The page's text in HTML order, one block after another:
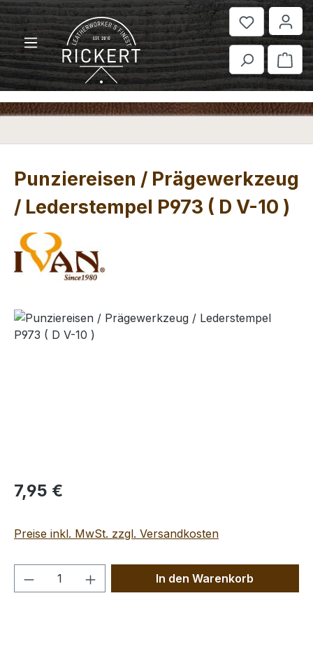
Zum Hauptinhalt springen
Punziereisen / Prägewerkzeug
/ Lederstempel P973 ( D V-10 )
Bildergalerie überspringen
Regulärer Preis:
7,95 €
Preise inkl. MwSt. zzgl. Versandkosten
Produkt Anzahl: Gib denIn den Warenkorb